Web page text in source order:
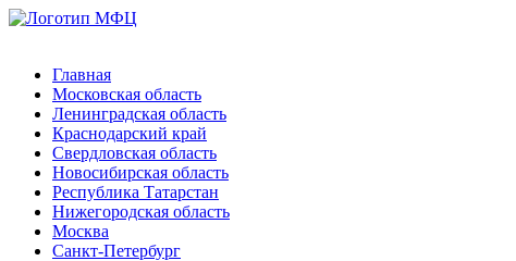
Главная
Московская область
Ленинградская область
Краснодарский край
Свердловская область
Новосибирская область
Республика Татарстан
Нижегородская область
Москва
Санкт-Петербург